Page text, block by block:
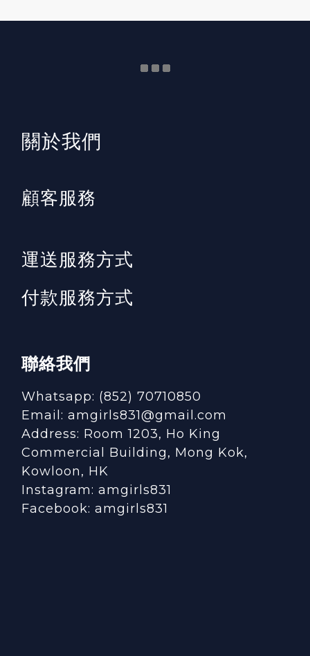
​關於我們
顧客服務
運送服務方式
付款服務方式
聯絡我們
Whatsapp: (852) 70710850
Email: amgirls831@gmail.com
Address: Room 1203, Ho King
Commercial Building, Mong Kok,
Kowloon, HK
Instagram: amgirls831
Facebook: amgirls831